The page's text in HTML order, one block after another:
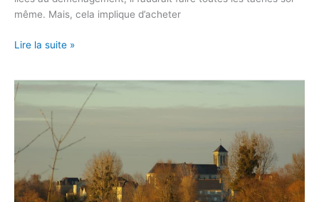
même. Mais, cela implique d’acheter
Lire la suite »
Entreprise
de
déménagement
proximité
d’Écouflant